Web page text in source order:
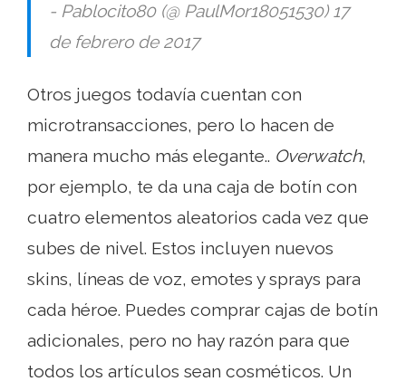
- Pablocito80 (@ PaulMor18051530) 17
de febrero de 2017
Otros juegos todavía cuentan con
microtransacciones, pero lo hacen de
manera mucho más elegante.. Overwatch,
por ejemplo, te da una caja de botín con
cuatro elementos aleatorios cada vez que
subes de nivel. Estos incluyen nuevos
skins, líneas de voz, emotes y sprays para
cada héroe. Puedes comprar cajas de botín
adicionales, pero no hay razón para que
todos los artículos sean cosméticos. Un